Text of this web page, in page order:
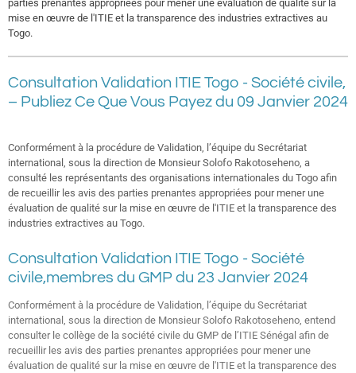
parties prenantes appropriées pour mener une évaluation de qualité sur la
mise en œuvre de l'ITIE et la transparence des industries extractives au
Togo.
Consultation Validation ITIE Togo - Société civile,
– Publiez Ce Que Vous Payez du 09 Janvier 2024
Conformément à la procédure de Validation, l’équipe du Secrétariat
international, sous la direction de Monsieur Solofo Rakotoseheno, a
consulté les représentants des organisations internationales du Togo afin
de recueillir les avis des parties prenantes appropriées pour mener une
évaluation de qualité sur la mise en œuvre de l'ITIE et la transparence des
industries extractives au Togo.
Consultation Validation ITIE Togo - Société
civile,membres du GMP du 23 Janvier 2024
Conformément à la procédure de Validation, l’équipe du Secrétariat
international, sous la direction de Monsieur Solofo Rakotoseheno, entend
consulter le collège de la société civile du GMP de l’ITIE Sénégal afin de
recueillir les avis des parties prenantes appropriées pour mener une
évaluation de qualité sur la mise en œuvre de l'ITIE et la transparence des